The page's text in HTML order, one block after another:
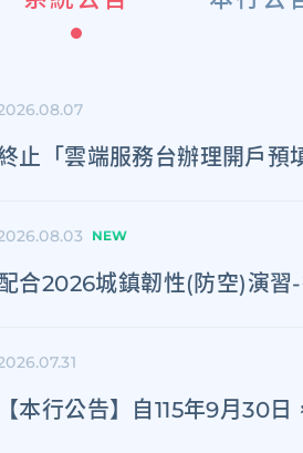
止「雲端服務台辦理開戶預
NEW
合2026城鎮韌性(防空)演習
【本行公告】自115年9月30